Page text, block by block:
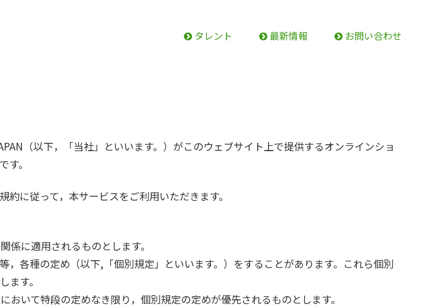
タレント 最新情報 お問い合わせ
（以下，「当社」といいます。）がこのウェブサイト上で提供するオンラインショ
。
に従って，本サービスをご利用いただきます。
に適用されるものとします。
各種の定め（以下,「個別規定」といいます。）をすることがあります。これら個別
ます。
いて特段の定めなき限り，個別規定の定めが優先されるものとします。